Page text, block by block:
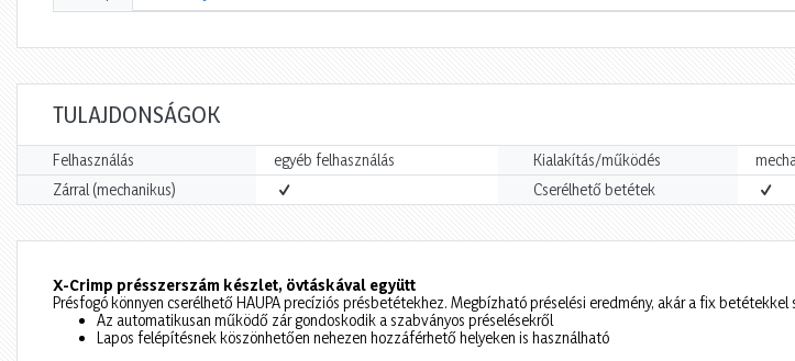
TULAJDONSÁGOK
Felhasználás egyéb felhasználás Kialakítás/működés
Zárral (mechanikus)
Cserélhető betétek
X-Crimp présszerszám készlet, övtáskával együtt
Présfogó könnyen cserélhető HAUPA precíziós présbetétekhez. Megbízható préselési eredmény, akár a fix
Az automatikusan működő zár gondoskodik a szabványos préselésekről
Lapos felépítésnek köszönhetően nehezen hozzáférhető helyeken is használható